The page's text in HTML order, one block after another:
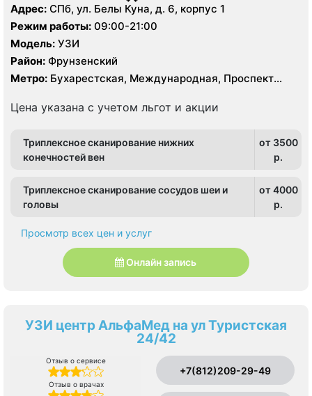
Адрес: СПб, ул. Белы Куна, д. 6, корпус 1
Режим работы: 09:00-21:00
Модель: УЗИ
Район: Фрунзенский
Метро: Бухарестская, Международная, Проспект
Цена указана с учетом льгот и акции
Триплексное сканирование нижних
конечностей вен
от 3500
p.
Триплексное сканирование сосудов шеи и
головы
от 4000
p.
Просмотр всех цен и услуг
Онлайн запись
УЗИ центр АльфаМед на ул Туристcкая
24/42
Отзыв о сервисе
Отзыв о врачах
+7(812)209-29-49